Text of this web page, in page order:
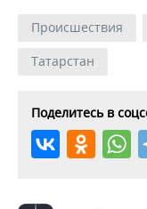
Происшествия
Татарстан
Поделитесь в